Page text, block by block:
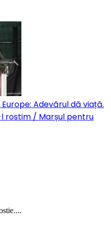
Adevărul dă viață.
rostim / Marșul pentru